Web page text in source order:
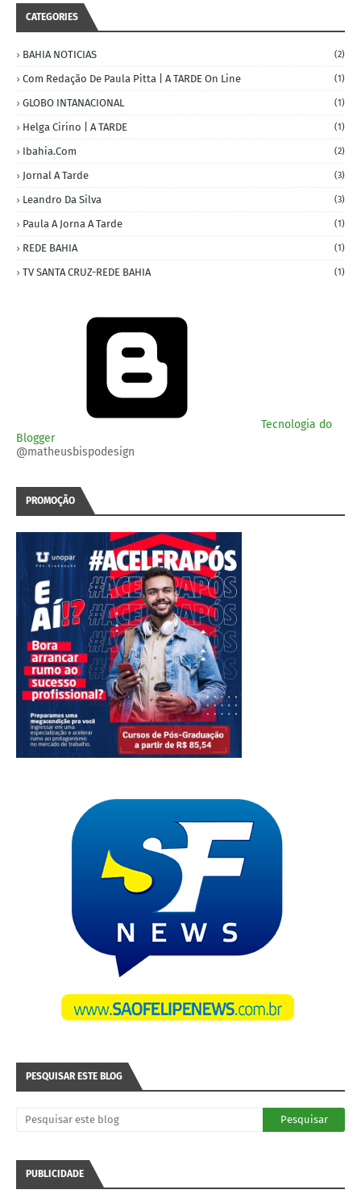
CATEGORIES
BAHIA NOTICIAS (2)
Com Redação De Paula Pitta | A TARDE On Line (1)
GLOBO INTANACIONAL (1)
Helga Cirino | A TARDE (1)
Ibahia.com (2)
Jornal A Tarde (3)
Leandro Da Silva (3)
Paula A Jorna A Tarde (1)
REDE BAHIA (1)
TV SANTA CRUZ-REDE BAHIA (1)
Tecnologia do
Blogger
@matheusbispodesign
PROMOÇÃO
PESQUISAR ESTE BLOG
PUBLICIDADE